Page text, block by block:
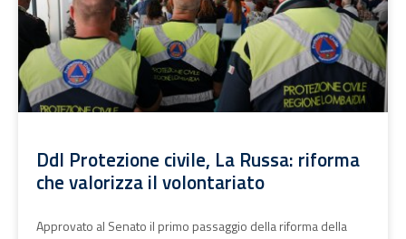
Ddl Protezione civile, La Russa: riforma
che valorizza il volontariato
Approvato al Senato il primo passaggio della riforma della